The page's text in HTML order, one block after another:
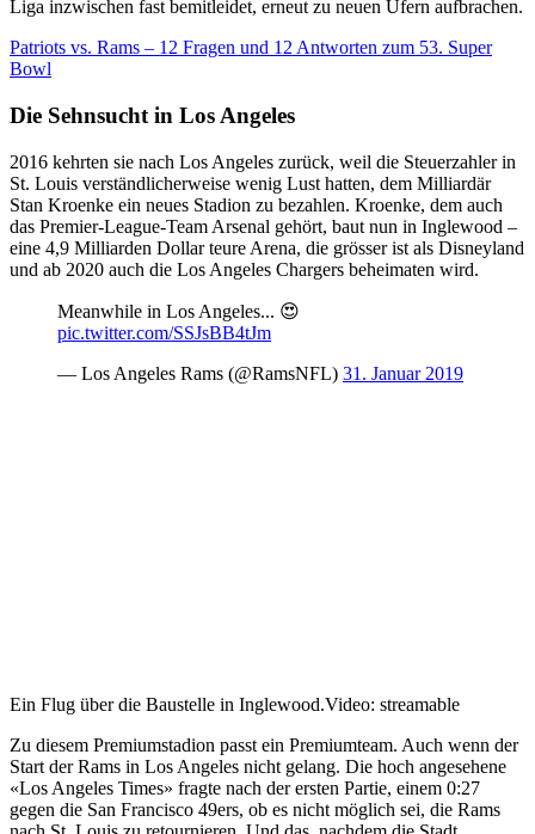
Liga inzwischen fast bemitleidet, erneut zu neuen Ufern aufbrachen.
Patriots vs. Rams – 12 Fragen und 12 Antworten zum 53. Super
Bowl
Die Sehnsucht in Los Angeles
2016 kehrten sie nach Los Angeles zurück, weil die Steuerzahler in
St. Louis verständlicherweise wenig Lust hatten, dem Milliardär
Stan Kroenke ein neues Stadion zu bezahlen. Kroenke, dem auch
das Premier-League-Team Arsenal gehört, baut nun in Inglewood –
eine 4,9 Milliarden Dollar teure Arena, die grösser ist als Disneyland
und ab 2020 auch die Los Angeles Chargers beheimaten wird.
Meanwhile in Los Angeles... 😍
pic.twitter.com/SSJsBB4tJm
— Los Angeles Rams (@RamsNFL) 31. Januar 2019
Ein Flug über die Baustelle in Inglewood.Video: streamable
Zu diesem Premiumstadion passt ein Premiumteam. Auch wenn der
Start der Rams in Los Angeles nicht gelang. Die hoch angesehene
«Los Angeles Times» fragte nach der ersten Partie, einem 0:27
gegen die San Francisco 49ers, ob es nicht möglich sei, die Rams